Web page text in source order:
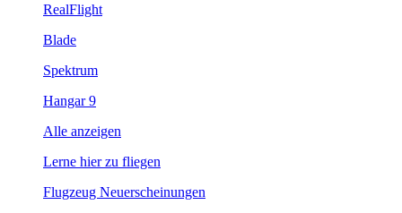
RealFlight
Blade
Spektrum
Hangar 9
Alle anzeigen
Lerne hier zu fliegen
Flugzeug Neuerscheinungen